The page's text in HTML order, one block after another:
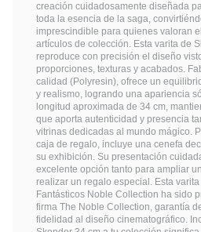
creación cuidadosamente diseñada
toda la esencia de la saga,
imprescindible para quienes valoran
artículos de colección. Esta varita de
reproduce con precisión el diseño
proporciones, texturas y acabados.
calidad (Polyresin), ofrece un
y realismo, logrando una apariencia
longitud aproximada de 34 cm,
que aporta autenticidad y presencia
vitrinas dedicadas al mundo mágico.
caja de regalo, incluye una cenefa
su exhibición. Su presentación
excelente opción tanto para ampliar
realizar un regalo especial. Esta
Fantásticos Noble Collection ha sido
firma The Noble Collection, garantía
fidelidad al diseño cinematográfico.